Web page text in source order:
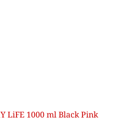
LiFE 1000 ml Black Pink